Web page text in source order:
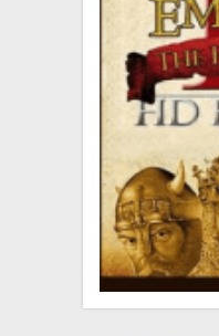
XZONE KLUB
VÝKUP HER (BAZAR)